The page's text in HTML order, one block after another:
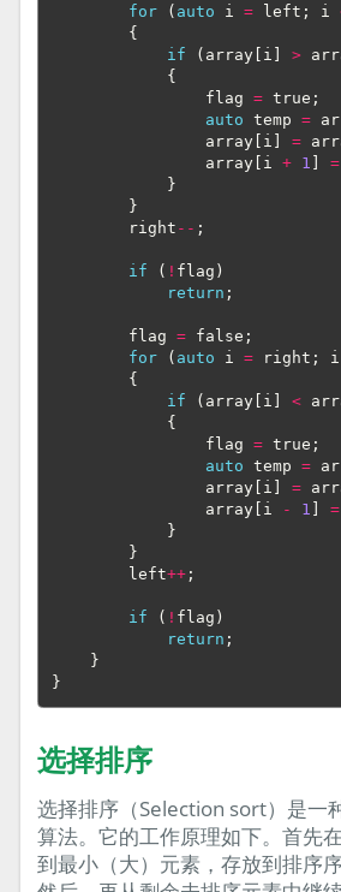
for
( auto i = left ; i
{
if
( array [ i ] >
{
flag
= true ;
auto
temp =
array [ i ] =
array [ i + 1 ] =
}
}
right -- ;
if ( ! flag )
return ;
flag = false ;
for
( auto i = right ; i
{
if
( array [ i ] <
{
flag
= true ;
auto
temp =
array [ i ] =
array [ i - 1 ] =
}
}
left++ ;
if ( ! flag )
return ;
}
}
选择排序
选择排序（Selection sort）是一
算法。它的工作原理如下。首先
到最小（大）元素，存放到排序